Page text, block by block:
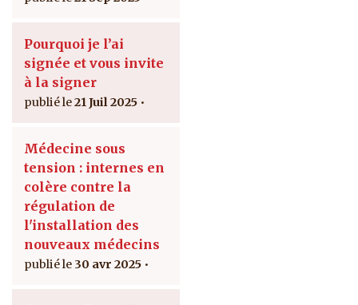
Pourquoi je l’ai
signée et vous invite
à la signer
21 Juil 2025
Médecine sous
tension : internes en
colère contre la
régulation de
l'installation des
nouveaux médecins
30 avr 2025